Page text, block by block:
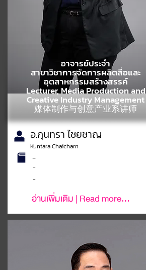
อาจารย์ประจำ
สาขาวิชาการจัดการผลิตสื่อและ
อุตสาหกรรมสร้างสรรค์
Lecturer, Media Production and
Creative Industry Management
媒体制作与创意产业系讲师
อ.กุนทรา ไชยชาญ
Kuntara Chaicharn
-
-
-
อ่านเพิ่มเติม | Read more...